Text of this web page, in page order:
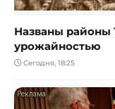
Названы районы
урожайностью
Сегодня, 18:25